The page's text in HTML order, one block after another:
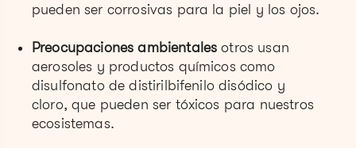
pueden ser corrosivas para la piel y los ojos.
Preocupaciones ambientales otros usan
aerosoles y productos químicos como
disulfonato de distirilbifenilo disódico y
cloro, que pueden ser tóxicos para nuestros
ecosistemas.